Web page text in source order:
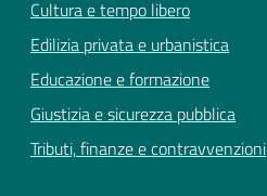
Cultura e tempo libero
Edilizia privata e urbanistica
Educazione e formazione
Giustizia e sicurezza pubblica
Tributi, finanze e contravvenzioni